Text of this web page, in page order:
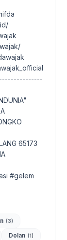
65173
#gelem
(3)
Dolan (1)